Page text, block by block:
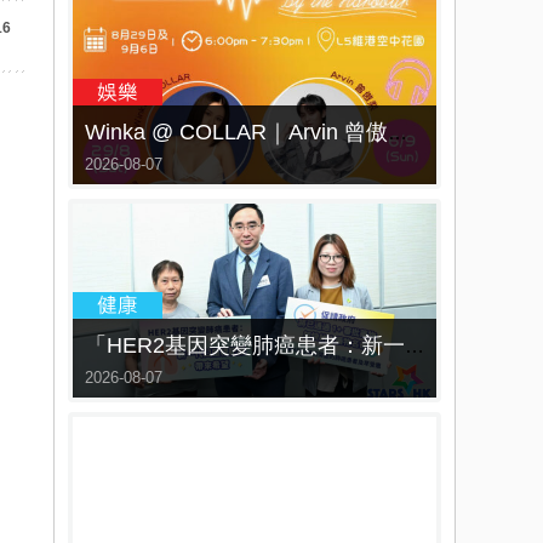
Winka @ COLLAR｜Arvin 曾傲棐｜Dark 黃明德｜表妹 Ｍona 8月29日起登陸L5維港空中花園 | wwwtc mall 首度呈獻「Music Wave By The Harbo
2026-08-07
「HER2基因突變肺癌患者：新一代口服標靶藥帶來希望」， 促請政府加快納入藥物名冊，助患者及早受惠
2026-08-07